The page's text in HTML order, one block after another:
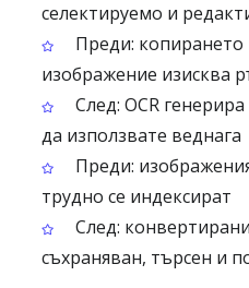
селектируемо и
Преди: копирането
изображение изисква
След: OCR
да използвате веднага
Преди:
трудно се индексират
След:
съхраняван, търсен и